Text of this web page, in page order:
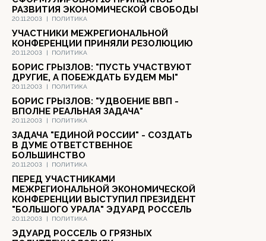
20.11.2003 | ПОЛИТИКА
РАЗВИТИЯ ЭКОНОМИЧЕСКОЙ СВОБОДЫ
20.11.2003 | ПОЛИТИКА
УЧАСТНИКИ МЕЖРЕГИОНАЛЬНОЙ
КОНФЕРЕНЦИИ ПРИНЯЛИ РЕЗОЛЮЦИЮ
20.11.2003 | ПОЛИТИКА
БОРИС ГРЫЗЛОВ: "ПУСТЬ УЧАСТВУЮТ
ДРУГИЕ, А ПОБЕЖДАТЬ БУДЕМ МЫ"
20.11.2003 | ПОЛИТИКА
БОРИС ГРЫЗЛОВ: "УДВОЕНИЕ ВВП -
ВПОЛНЕ РЕАЛЬНАЯ ЗАДАЧА"
20.11.2003 | ПОЛИТИКА
ЗАДАЧА "ЕДИНОЙ РОССИИ" - СОЗДАТЬ
В ДУМЕ ОТВЕТСТВЕННОЕ
БОЛЬШИНСТВО
20.11.2003 | ПОЛИТИКА
ПЕРЕД УЧАСТНИКАМИ
МЕЖРЕГИОНАЛЬНОЙ ЭКОНОМИЧЕСКОЙ
КОНФЕРЕНЦИИ ВЫСТУПИЛ ПРЕЗИДЕНТ
"БОЛЬШОГО УРАЛА" ЭДУАРД РОССЕЛЬ
ЭДУАРД РОССЕЛЬ О ГРЯЗНЫХ